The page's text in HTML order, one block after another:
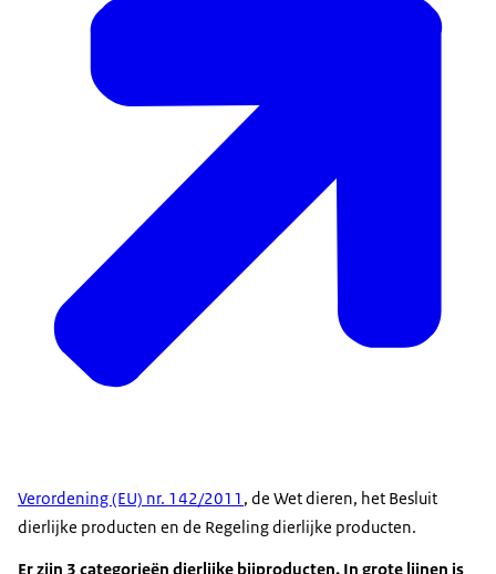
Verordening (EU) nr. 142/2011 , de Wet dieren, het Besluit
dierlijke producten en de Regeling dierlijke producten.
Er zijn 3 categorieën dierlijke bijproducten. In grote lijnen is